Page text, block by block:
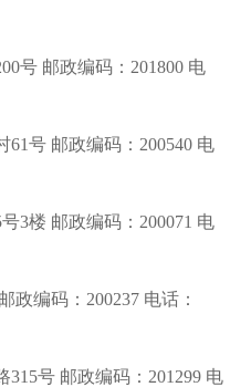
号 邮政编码：201800 电
号 邮政编码：200540 电
3楼 邮政编码：200071 电
政编码：200237 电话：
号 邮政编码：201299 电